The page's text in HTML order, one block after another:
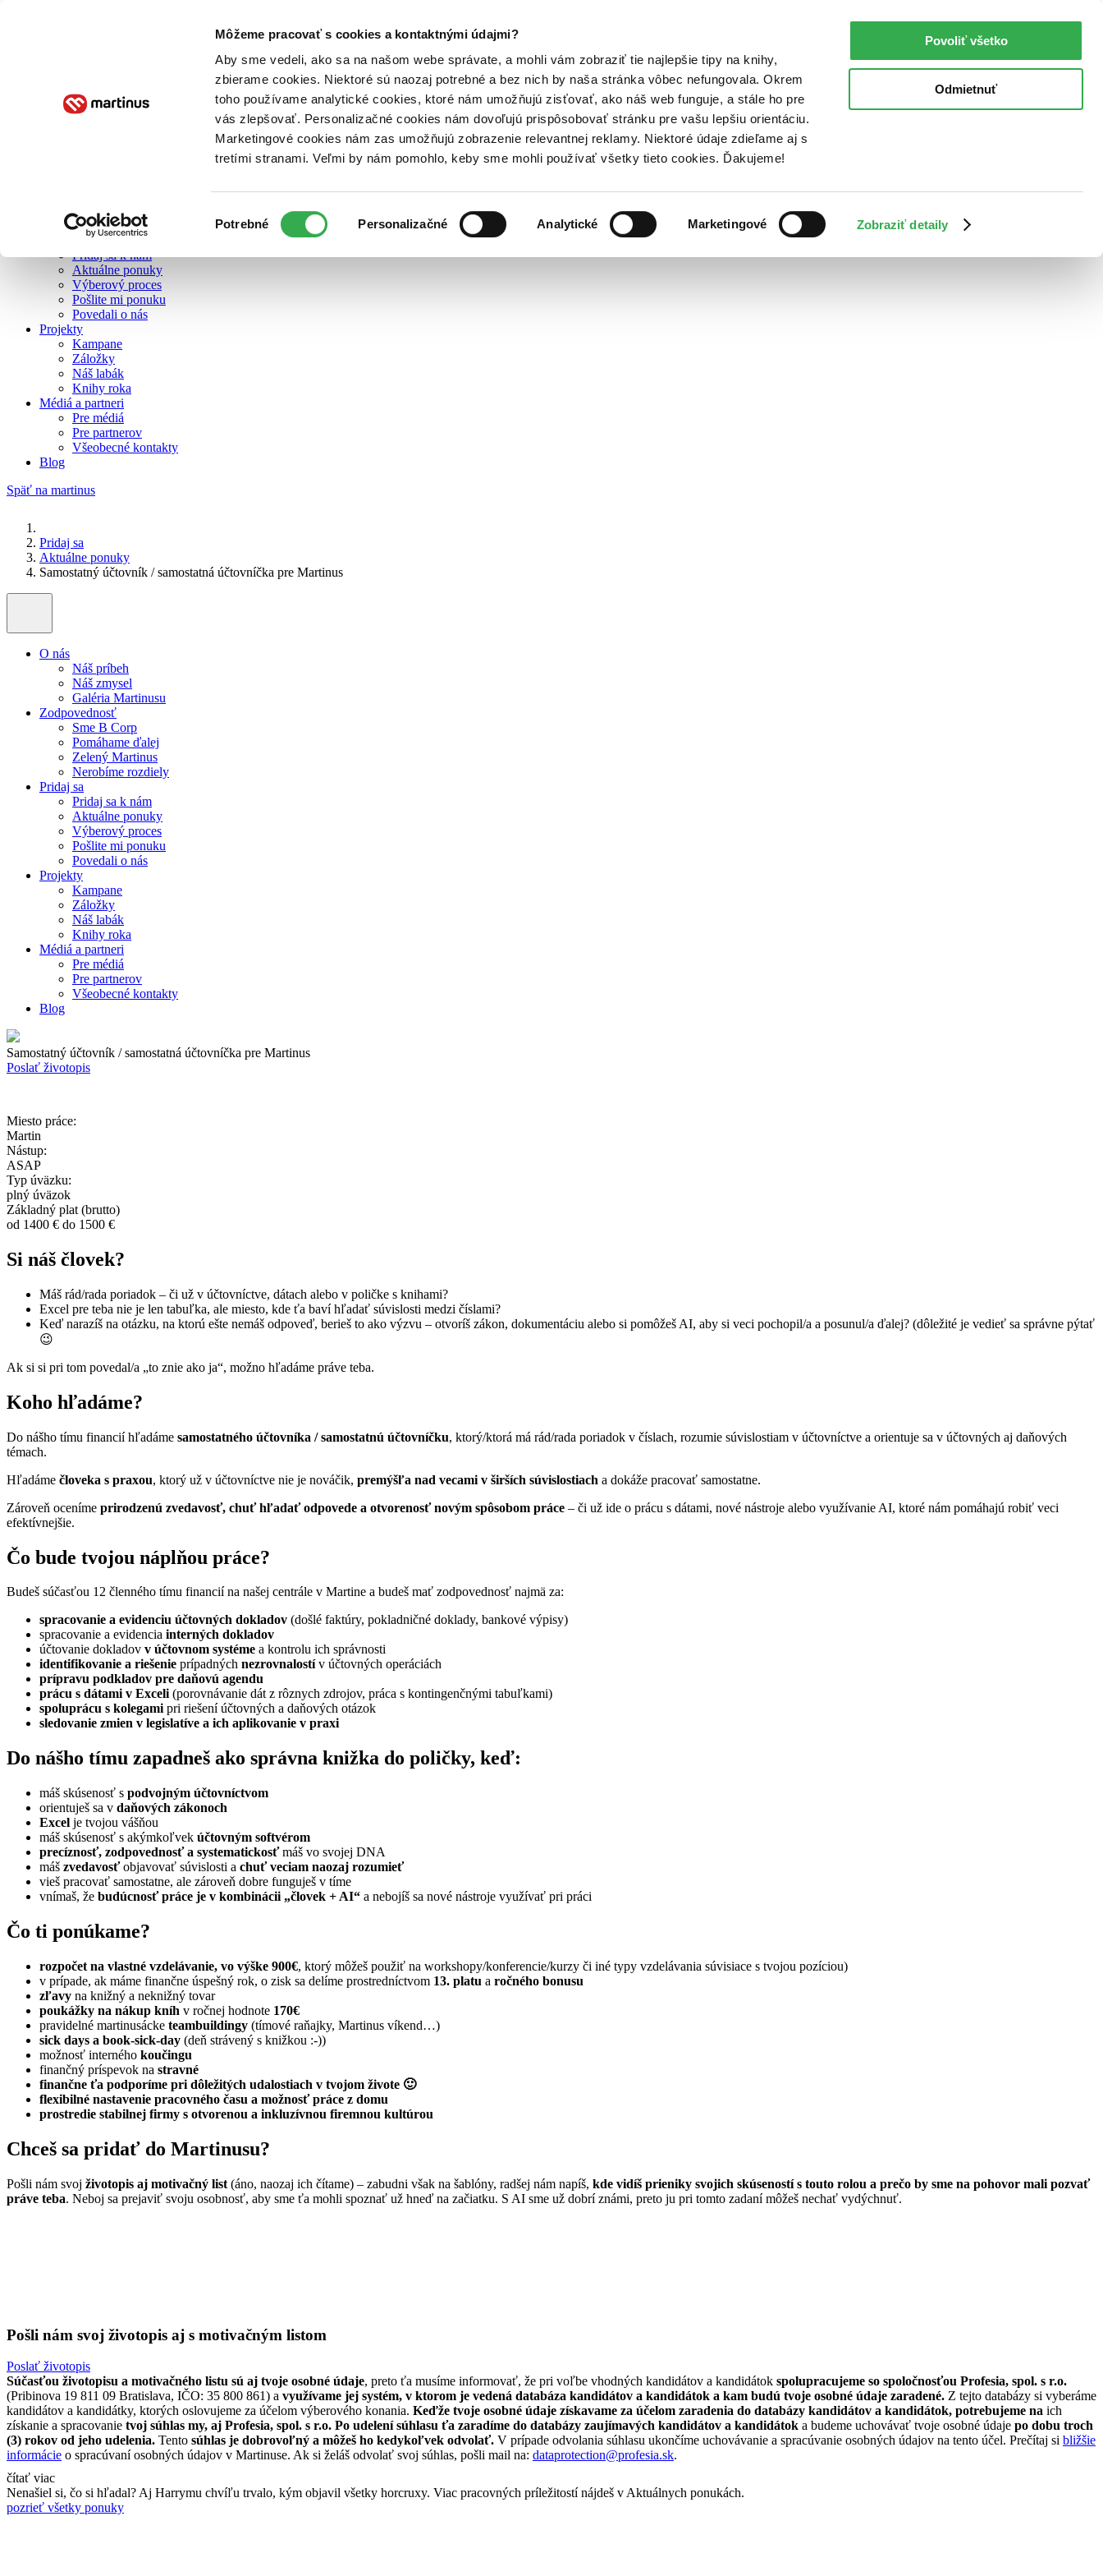
Môžeme pracovať s cookies a kontaktnými údajmi?
Aby sme vedeli, ako sa na našom webe správate, a mohli vám zobraziť tie najlepšie tipy na knihy,
zbierame cookies. Niektoré sú naozaj potrebné a bez nich by naša stránka vôbec nefungovala. Okrem
toho používame analytické cookies, ktoré nám umožňujú zisťovať, ako náš web funguje, a stále ho pre
vás zlepšovať. Personalizačné cookies nám dovoľujú prispôsobovať stránku pre vašu lepšiu orientáciu.
Marketingové cookies nám zas umožňujú zobrazenie relevantnej reklamy. Niektoré údaje zdieľame aj s
tretími stranami. Veľmi by nám pomohlo, keby sme mohli používať všetky tieto cookies. Ďakujeme!
súhlasu
Potrebné Personalizačné Analytické Marketingové Zobraziť detaily
Povoliť všetko
Odmietnuť
O nás
Zelený Martinus
Nerobíme rozdiely
Pridaj sa k nám
Aktuálne ponuky
Výberový proces
Pošlite mi ponuku
Povedali o nás
Projekty
Kampane
Záložky
Náš labák
Knihy roka
Médiá a partneri
Pre médiá
Pre partnerov
Všeobecné kontakty
Blog
Späť na martinus
Pridaj sa
Aktuálne ponuky
Samostatný účtovník / samostatná účtovníčka pre Martinus
O nás
Náš príbeh
Náš zmysel
Galéria Martinusu
Zodpovednosť
Sme B Corp
Pomáhame ďalej
Zelený Martinus
Nerobíme rozdiely
Pridaj sa
Pridaj sa k nám
Aktuálne ponuky
Výberový proces
Pošlite mi ponuku
Povedali o nás
Projekty
Kampane
Záložky
Náš labák
Knihy roka
Médiá a partneri
Pre médiá
Pre partnerov
Všeobecné kontakty
Blog
Samostatný účtovník / samostatná účtovníčka pre Martinus
Poslať životopis
Miesto práce:
Martin
Nástup:
ASAP
Typ úväzku:
plný úväzok
Základný plat (brutto)
od 1400 € do 1500 €
Si náš človek?
Máš rád/rada poriadok – či už v účtovníctve, dátach alebo v poličke s knihami?
Excel pre teba nie je len tabuľka, ale miesto, kde ťa baví hľadať súvislosti medzi číslami?
Keď narazíš na otázku, na ktorú ešte nemáš odpoveď, berieš to ako výzvu – otvoríš zákon, dokumentáciu alebo si pomôžeš AI, aby si veci pochopil/a a posunul/a ďalej? (dôležité je vedieť sa správne pýtať
😉
Ak si si pri tom povedal/a „to znie ako ja“, možno hľadáme práve teba.
Koho hľadáme?
Do nášho tímu financií hľadáme samostatného účtovníka / samostatnú účtovníčku, ktorý/ktorá má rád/rada poriadok v číslach, rozumie súvislostiam v účtovníctve a orientuje sa v účtovných aj daňových
témach.
Hľadáme človeka s praxou, ktorý už v účtovníctve nie je nováčik, premýšľa nad vecami v širších súvislostiach a dokáže pracovať samostatne.
Zároveň oceníme prirodzenú zvedavosť, chuť hľadať odpovede a otvorenosť novým spôsobom práce – či už ide o prácu s dátami, nové nástroje alebo využívanie AI, ktoré nám pomáhajú robiť veci
efektívnejšie.
Čo bude tvojou náplňou práce?
Budeš súčasťou 12 členného tímu financií na našej centrále v Martine a budeš mať zodpovednosť najmä za:
spracovanie a evidenciu účtovných dokladov (došlé faktúry, pokladničné doklady, bankové výpisy)
spracovanie a evidencia interných dokladov
účtovanie dokladov v účtovnom systéme a kontrolu ich správnosti
identifikovanie a riešenie prípadných nezrovnalostív účtovných operáciách
prípravu podkladov pre daňovú agendu
prácu s dátami v Exceli(porovnávanie dát z rôznych zdrojov, práca s kontingenčnými tabuľkami)
spoluprácu s kolegamipri riešení účtovných a daňových otázok
sledovanie zmien v legislatíve a ich aplikovanie v praxi
Do nášho tímu zapadneš ako správna knižka do poličky, keď:
máš skúsenosť s podvojným účtovníctvom
orientuješ sa v daňových zákonoch
Excel je tvojou vášňou
máš skúsenosť s akýmkoľvek účtovným softvérom
precíznosť, zodpovednosť a systematickosťmáš vo svojej DNA
máš zvedavosťobjavovať súvislosti a chuť veciam naozaj rozumieť
vieš pracovať samostatne, ale zároveň dobre funguješ v tíme
vnímaš, že budúcnosť práce je v kombinácii „človek + AI“ a nebojíš sa nové nástroje využívať pri práci
Čo ti ponúkame?
rozpočet na vlastné vzdelávanie, vo výške 900€, ktorý môžeš použiť na workshopy/konferencie/kurzy či iné typy vzdelávania súvisiace s tvojou pozíciou)
v prípade, ak máme finančne úspešný rok, o zisk sa delíme prostredníctvom 13. platu a ročného bonusu
zľavy na knižný a neknižný tovar
poukážky na nákup kníh v ročnej hodnote 170€
pravidelné martinusácke teambuildingy (tímové raňajky, Martinus víkend…)
sick days a book-sick-day (deň strávený s knižkou :-))
možnosť interného koučingu
finančný príspevok na stravné
finančne ťa podporíme pri dôležitých udalostiach v tvojom živote 🙂
flexibilné nastavenie pracovného času a možnosť práce z domu
prostredie stabilnej firmy s otvorenou a inkluzívnou firemnou kultúrou
Chceš sa pridať do Martinusu?
Pošli nám svoj životopis aj motivačný list (áno, naozaj ich čítame) – zabudni však na šablóny, radšej nám napíš, kde vidíš prieniky svojich skúseností s touto rolou a prečo by sme na pohovor mali pozvať
práve teba. Neboj sa prejaviť svoju osobnosť, aby sme ťa mohli spoznať už hneď na začiatku. S AI sme už dobrí známi, preto ju pri tomto zadaní môžeš nechať vydýchnuť.
Pošli nám svoj životopis aj s motivačným listom
Poslať životopis
Súčasťou životopisu a motivačného listu sú aj tvoje osobné údaje, preto ťa musíme informovať, že pri voľbe vhodných kandidátov a kandidátok spolupracujeme so spoločnosťou Profesia, spol. s r.o.
(Pribinova 19 811 09 Bratislava, IČO: 35 800 861) a využívame jej systém, v ktorom je vedená databáza kandidátov a kandidátok a kam budú tvoje osobné údaje zaradené. Z tejto databázy si vyberáme
kandidátov a kandidátky, ktorých oslovujeme za účelom výberového konania. Keďže tvoje osobné údaje získavame za účelom zaradenia do databázy kandidátov a kandidátok, potrebujeme na ich
získanie a spracovanie tvoj súhlas my, aj Profesia, spol. s r.o. Po udelení súhlasu ťa zaradíme do databázy zaujímavých kandidátov a kandidátok a budeme uchovávať tvoje osobné údaje po dobu troch
(3) rokov od jeho udelenia. Tento súhlas je dobrovoľný a môžeš ho kedykoľvek odvolať. V prípade odvolania súhlasu ukončíme uchovávanie a spracúvanie osobných údajov na tento účel. Prečítaj si bližšie
informácie o spracúvaní osobných údajov v Martinuse. Ak si želáš odvolať svoj súhlas, pošli mail na: dataprotection@profesia.sk.
čítať viac
Nenašiel si, čo si hľadal? Aj Harrymu chvíľu trvalo, kým objavil všetky horcruxy. Viac pracovných príležitostí nájdeš v Aktuálnych ponukách.
pozrieť všetky ponuky